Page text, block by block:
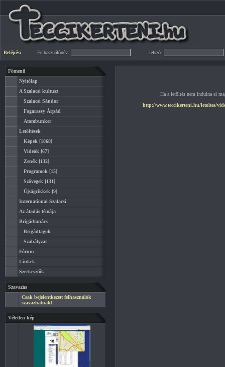
Belépés: Felhasználónév: Jelszó:
Főmenü
Nyitólap
A Szalacsi kultusz
Szalacsi Sándor
Fogarassy Árpád
Atombunker
Letöltések
Képek [1868]
Videók [67]
Zenék [132]
Programok [15]
Szövegek [131]
Újságcikkek [9]
International Szalacsi
Az átadás témája
Brigádtanács
Brigádtagok
Szabályzat
Fórum
Linkek
Szerkesztők
Szavazás
Csak bejelentkezett felhasználók
szavazhatnak!
Véletlen kép
Ha a letöltés nem indulna el
http://www.teccikerteni.hu/letoltes/